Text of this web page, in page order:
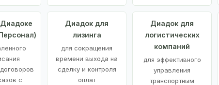
с
Диадок для
лизинга
для сокращения
времени выхода на
сделку и контроля
оплат
Диадок для
логистических
компаний
для эффективного
управления
транспортным